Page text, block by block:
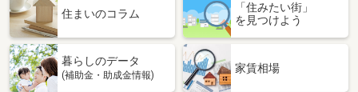
住まいのコラム
「住みたい街」
を見つけよう
暮らしのデータ
(補助金・助成金情報)
家賃相場